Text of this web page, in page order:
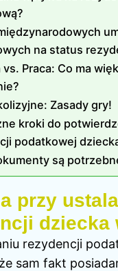
na status
vs. Praca: Co ma
Zasady gry!
kroki do
podatkowej
są
przy
dziecka
rezydencji
sam fakt